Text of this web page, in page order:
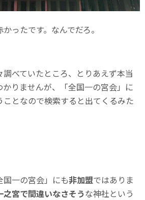
ったです。なんでだろ。
べていたところ、とりあえず本当
りませんが、「全国一の宮会」に
となので検索すると出てくるみた
一の宮会」にも非加盟ではありま
宮で間違いなさそうな神社という